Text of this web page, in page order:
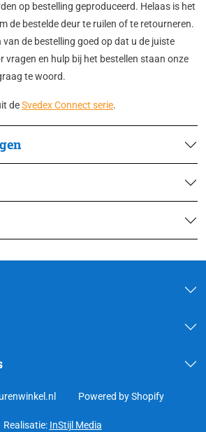
op bestelling geproduceerd. Helaas is het
de bestelde deur te ruilen of te retourneren.
de bestelling goed op dat u de juiste
vragen en hulp bij het bestellen staan onze
te woord.
deSvedex Connect serie.
Powered by Shopify
Realisatie: InStijl Media